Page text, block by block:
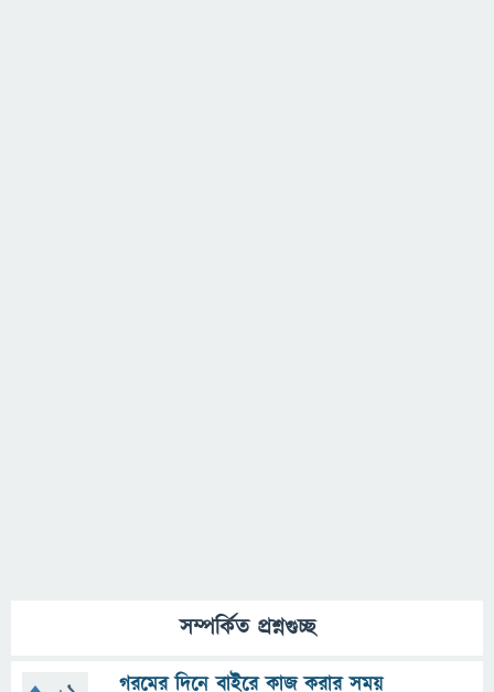
সম্পর্কিত প্রশ্নগুচ্ছ
গরমের দিনে বাইরে কাজ করার সময়